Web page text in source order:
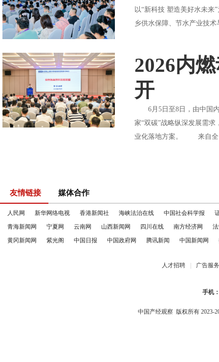
以“新科技 塑造美好水未来
乡供水保障、节水产业技
2026内
开
6月5日至8日，由中国内
家“双碳”战略纵深发展需
业化落地方案。 来自全
友情链接 媒体合作
人民网 新华网络电视 香港新闻社 海峡法治在线 中国社会科学报
青海新闻网
宁夏网 云南网 山西新闻网 四川在线 南方经济网
黄冈新闻网
紫光阁 中国日报 中国政府网 腾讯新闻 中国新闻网
人才招聘 广告服务
手机
中国产经观察 版权所有 2023-